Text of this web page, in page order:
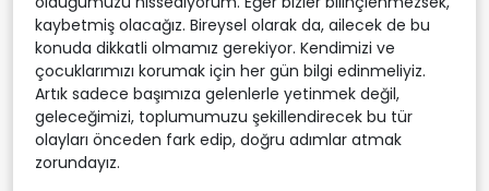
kaybetmiş olacağız. Bireysel olarak da, ailecek de bu
konuda dikkatli olmamız gerekiyor. Kendimizi ve
çocuklarımızı korumak için her gün bilgi edinmeliyiz.
Artık sadece başımıza gelenlerle yetinmek değil,
geleceğimizi, toplumumuzu şekillendirecek bu tür
olayları önceden fark edip, doğru adımlar atmak
zorundayız.